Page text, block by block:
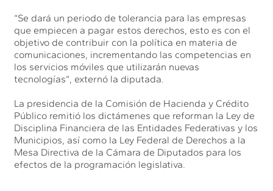
“Se dará un periodo de tolerancia para las empresas
que empiecen a pagar estos derechos, esto es con el
objetivo de contribuir con la política en materia de
comunicaciones, incrementando las competencias en
los servicios móviles que utilizarán nuevas
tecnologías”, externó la diputada.
La presidencia de la Comisión de Hacienda y Crédito
Público remitió los dictámenes que reforman la Ley de
Disciplina Financiera de las Entidades Federativas y los
Municipios, así como la Ley Federal de Derechos a la
Mesa Directiva de la Cámara de Diputados para los
efectos de la programación legislativa.